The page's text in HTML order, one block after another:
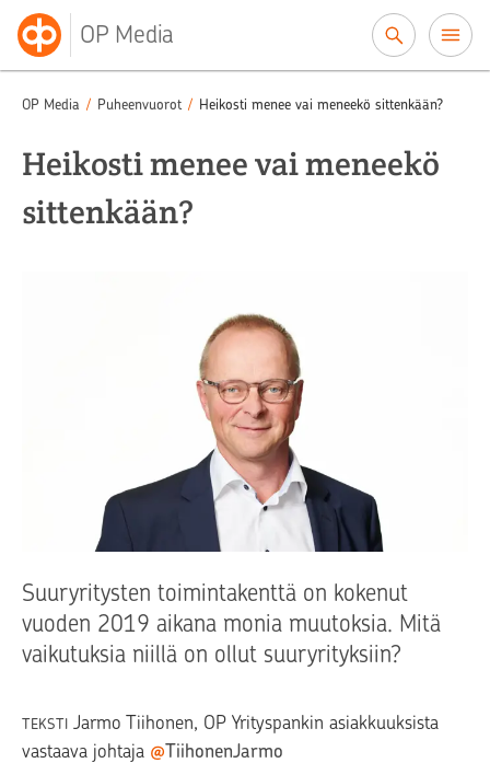
OP Media
OP Media / Puheenvuorot / Heikosti menee vai meneekö sittenkään?
Heikosti menee vai meneekö
sittenkään?
Suuryritysten toimintakenttä on kokenut
vuoden 2019 aikana monia muutoksia. Mitä
vaikutuksia niillä on ollut suuryrityksiin?
TEKSTI Jarmo Tiihonen, OP Yrityspankin asiakkuuksista
vastaava johtaja @TiihonenJarmo